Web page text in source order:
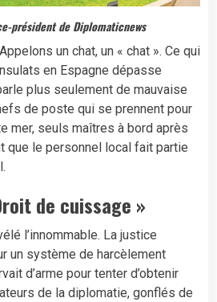
président de Diplomaticnews
un chat, un « chat ». Ce qui
en Espagne dépasse
plus seulement de mauvaise
de poste qui se prennent pour
mer, seuls maîtres à bord après
que le personnel local fait partie
de cuissage »
l’innommable. La justice
un système de harcèlement
d’arme pour tenter d’obtenir
de la diplomatie, gonflés de